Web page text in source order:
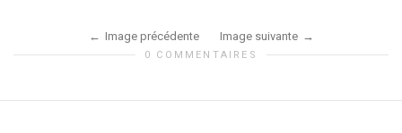
Image précédente Image suivante
0 COMMENTAIRES